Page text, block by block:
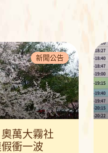
新聞公告
奧萬大霧社
衝一波